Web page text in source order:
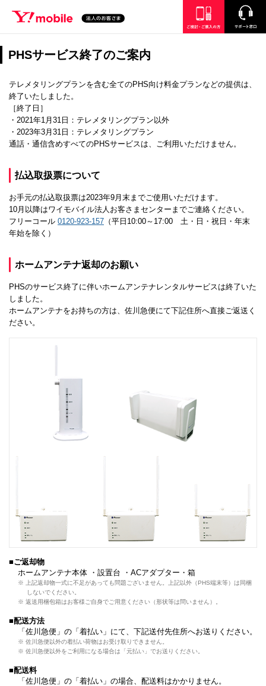
SEARCH
PHSサービス終了のご案内
テレメタリングプランを含む全てのPHS向け料金プランなどの提供は、
終了いたしました。
［終了日］
・2021年1月31日：テレメタリングプラン以外
・2023年3月31日：テレメタリングプラン
通話・通信含めすべてのPHSサービスは、ご利用いただけません。
払込取扱票について
お手元の払込取扱票は2023年9月末までご使用いただけます。
10月以降はワイモバイル法人お客さまセンターまでご連絡ください。
フリーコール 0120-923-157 （平日10:00～17:00 土・日・祝日・年末
年始を除く）
ホームアンテナ返却のお願い
PHSのサービス終了に伴いホームアンテナレンタルサービスは終了いた
しました。
ホームアンテナをお持ちの方は、佐川急便にて下記住所へ直接ご返送く
ださい。
■ご返却物
ホームアンテナ本体 ・設置台 ・ACアダプター・箱
※ 上記返却物一式に不足があっても問題ございません。上記以外（PHS端末等）は同梱
しないでください。
※ 返送用梱包箱はお客様ご自身でご用意ください（形状等は問いません）。
■配送方法
「佐川急便」の「着払い」にて、下記送付先住所へお送りください。
※ 佐川急便以外の着払い荷物はお受け取りできません。
※ 佐川急便以外をご利用になる場合は「元払い」でお送りください。
■配送料
「佐川急便」の「着払い」の場合、配送料はかかりません。